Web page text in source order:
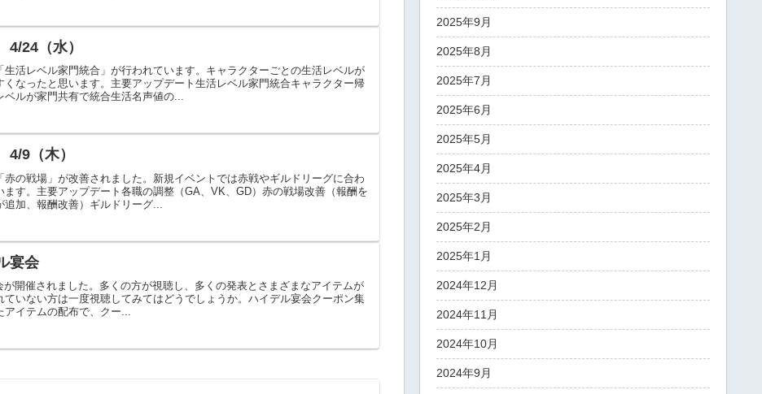
24（水）
生活レベル家門統合」が行われています。キャラクターごとの生活レベルが
くなったと思います。主要アップデート生活レベル家門統合キャラクター帰
ベルが家門共有で統合生活名声値の...
9（木）
赤の戦場」が改善されました。新規イベントでは赤戦やギルドリーグに合わ
ます。主要アップデート各職の調整（GA、VK、GD）赤の戦場改善（報酬を
加、報酬改善）ギルドリーグ...
宴会
が開催されました。多くの方が視聴し、多くの発表とさまざまなアイテムが
ていない方は一度視聴してみてはどうでしょうか。ハイデル宴会クーポン集
イテムの配布で、クー...
2025年9月
2025年8月
2025年7月
2025年6月
2025年5月
2025年4月
2025年3月
2025年2月
2025年1月
2024年12月
2024年11月
2024年10月
2024年9月